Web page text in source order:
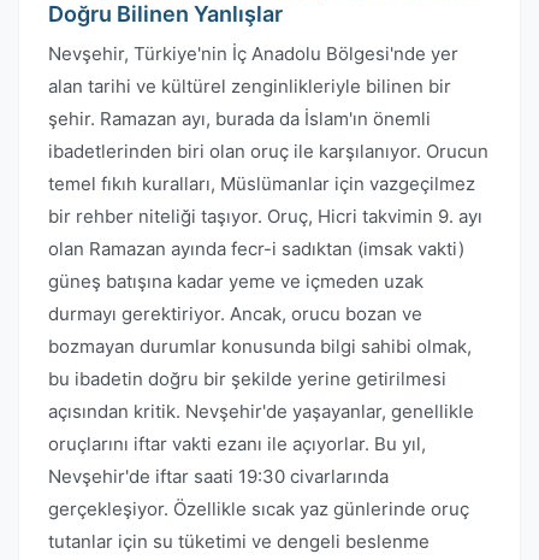
Doğru Bilinen Yanlışlar
Nevşehir, Türkiye'nin İç Anadolu Bölgesi'nde yer
alan tarihi ve kültürel zenginlikleriyle bilinen bir
şehir. Ramazan ayı, burada da İslam'ın önemli
ibadetlerinden biri olan oruç ile karşılanıyor. Orucun
temel fıkıh kuralları, Müslümanlar için vazgeçilmez
bir rehber niteliği taşıyor. Oruç, Hicri takvimin 9. ayı
olan Ramazan ayında fecr-i sadıktan (imsak vakti)
güneş batışına kadar yeme ve içmeden uzak
durmayı gerektiriyor. Ancak, orucu bozan ve
bozmayan durumlar konusunda bilgi sahibi olmak,
bu ibadetin doğru bir şekilde yerine getirilmesi
açısından kritik. Nevşehir'de yaşayanlar, genellikle
oruçlarını iftar vakti ezanı ile açıyorlar. Bu yıl,
Nevşehir'de iftar saati 19:30 civarlarında
gerçekleşiyor. Özellikle sıcak yaz günlerinde oruç
tutanlar için su tüketimi ve dengeli beslenme